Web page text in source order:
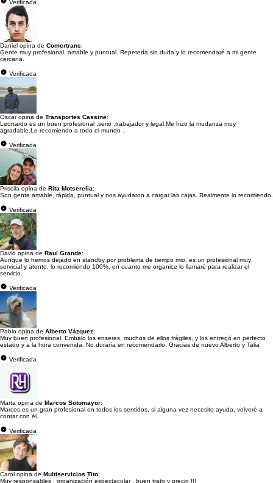
Verificada
Daniel opina de Comertrans:
Gente muy profesional, amable y puntual. Repetería sin duda y lo recomendaré a mi gente
cercana.
Verificada
Oscar opina de Transportes Cassine:
Leonardo es un buen profesional ,serio ,trabajador y legal.Me hizo la mudanza muy
agradable.Lo recomiendo a todo el mundo .
Verificada
Priscila opina de Rita Motserelia:
Son gente amable, rápida, puntual y nos ayudaron a cargar las cajas. Realmente lo recomiendo.
Verificada
David opina de Raul Grande:
Aunque lo hemos dejado en standby por problema de tiempo mio, es un profesional muy
servicial y atento, lo recomiendo 100%, en cuanto me organice lo llamaré para realizar el
servicio.
Verificada
Pablo opina de Alberto Vázquez:
Muy buen profesional. Embalo los enseres, muchos de ellos frágiles, y los entregó en perfecto
estado y a la hora convenida. No duraría en recomendarlo. Gracias de nuevo Alberto y Talia
Verificada
Marta opina de Marcos Sotomayor:
Marcos es un gran profesional en todos los sentidos, si alguna vez necesito ayuda, volveré a
contar con él.
Verificada
Carol opina de Multiservicios Tito:
Muy responsables , organización espectacular , buen trato y precio !!!